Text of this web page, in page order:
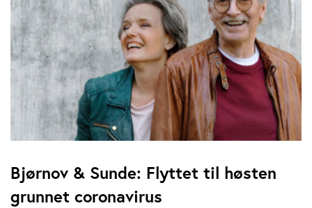
Bjørnov & Sunde: Flyttet til høsten
grunnet coronavirus